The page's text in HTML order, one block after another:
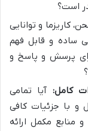
است؟
کاریزما و توانایی
ساده و قابل فهم
پرسش و پاسخ و
کامل: آیا تمامی
و با جزئیات کافی
مکمل ارائه